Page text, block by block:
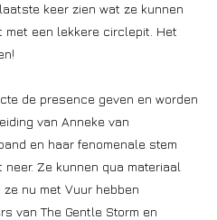
keer zien wat ze kunnen
met een lekkere circlepit. Het
de presence geven en worden
van Anneke van
en haar fenomenale stem
Ze kunnen qua materiaal
nu met Vuur hebben
van The Gentle Storm en